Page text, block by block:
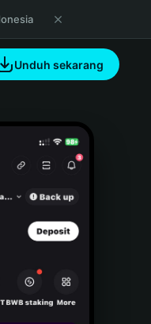
Unduh sekarang